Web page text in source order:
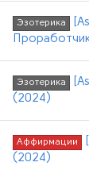
Эзотерика
Эзотерика
(2024)
Аффирмации
(2024)